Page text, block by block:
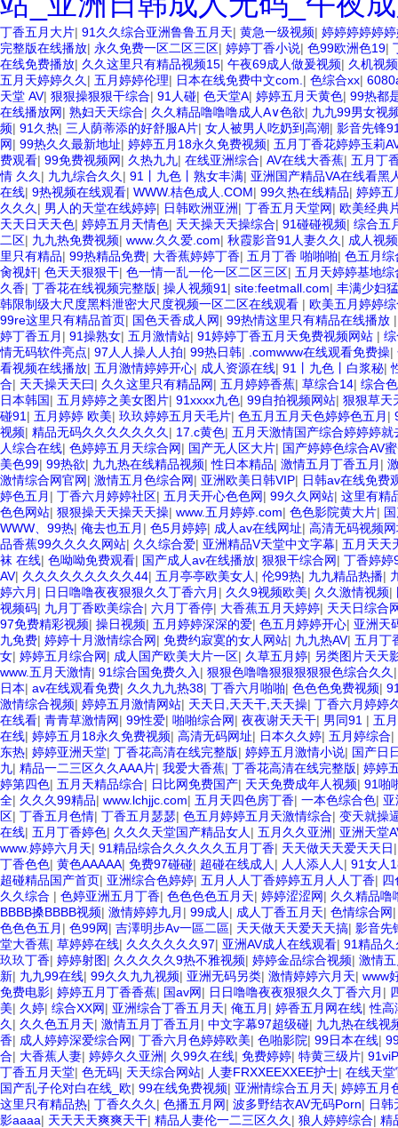
丁香五月大片| 91久久综合亚洲鲁鲁五月天| 黄急一级视频| 婷婷婷婷婷
完整版在线播放| 永久免费一区二区三区| 婷婷丁香小说| 色99欧洲色19|
在线免费播放| 久久这里只有精品视频15| 午夜69成人做爰视频| 久机视
五月天婷婷久久 | 五月婷婷伦理| 日本在线免费中文com. | 色综合xx|
天堂 AV| 狠狠操狠狠干综合| 91人碰| 色天堂A| 婷婷五月天黄色| 99热都
在线播放网| 熟妇天天综合| 久久精品噜噜噜成人A∨色欲| 九九99男女视
频| 91久热| 三人荫蒂添的好舒服A片| 女人被男人吃奶到高潮| 影音先锋
网| 99热久久最新地址| 婷婷五月18永久免费视频| 五月丁香花婷婷玉莉
费观看| 99免费视频网| 久热九九| 在线亚洲综合| AV在线大香蕉| 五月丁
情 久久 | 九九综合久久 | 91丨九色丨熟女丰满| 亚洲国产精品VA在线看黑
在线| 9热视频在线观看| WWW.桔色成人.COM| 99久热在线精品| 婷婷五
久久久 | 男人的天堂在线婷婷| 日韩欧洲亚洲| 丁香五月天堂网| 欧美经典
天天日天天色| 婷婷五月天情色| 天天操天天操综合| 91碰碰视频| 综合五
二区| 九九热免费视频| www.久久爱.com| 秋霞影音91人妻久久 | 成人视
里只有精品| 99热精品免费| 大香蕉婷婷丁香| 五月丁香 啪啪啪| 色五月综
肏视奸| 色天天狠狠干| 色一情一乱一伦一区二区三区| 五月天婷婷基地综
久香| 丁香花在线视频完整版| 操人视频91 | site:feetmall.com| 丰满少妇
韩限制级大尺度黑料泄密大尺度视频一区二区在线观看 | 欧美五月婷婷
99re这里只有精品首页| 国色天香成人网| 99热情这里只有精品在线播放
婷丁香五月 | 91操熟女| 五月激情站| 91婷婷丁香五月天免费视频网站 |
情无码软件亮点| 97人人操人人拍| 99热日韩| .comwww在线观看免费操|
看视频在线播放| 五月激情婷婷开心| 成人资源在线| 91丨九色丨白浆秘|
合| 天天操天天曰| 久久这里只有精品网| 五月婷婷香蕉| 草综合14| 综合
日本韩国| 五月婷婷之美女图片| 91xxxx九色| 99自拍视频网站| 狠狠草天
碰91 | 五月婷婷 欧美| 玖玖婷婷五月天毛片| 色五月五月天色婷婷色五月 |
视频| 精品无码久久久久久久久 | 17.c黄色| 五月天激情国产综合婷婷婷就
人综合在线| 色婷婷五月天综合网| 国产无人区大片| 国产婷婷色综合AV
美色99| 99热欲| 九九热在线精品视频|性日本精品| 激情五月丁香五月 |
激情综合网官网| 激情五月色综合网| 亚洲欧美日韩VIP| 日韩av在线免费
婷色五月 | 丁香六月婷婷社区| 五月天开心色色网| 99久久网站| 这里有精
色色网站| 狠狠操天天操天天操| www.五月婷婷.com| 色色影院黄大片|
WWW、99热| 俺去也五月 | 色5月婷婷| 成人av在线网址| 高清无码视频
品香蕉99久久久久网站| 久久综合爱| 亚洲精品V天堂中文字幕| 五月天天
袜 在线| 色呦呦免费观看| 国产成人av在线播放| 狠狠干综合网| 丁香婷婷
AV| 久久久久久久久久久44| 五月亭亭欧美女人 | 伦99热| 九九精品热播|
婷六月 | 日日噜噜夜夜狠狠久久丁香六月 | 久久9视频欧美| 久久激情视频|
视频码| 九月丁香欧美综合| 六月丁香停| 大香蕉五月天婷婷| 天天日综合
97免费精彩视频| 操日视频| 五月婷婷深深的爱| 色五月婷婷开心| 亚洲天
九免费| 婷婷十月激情综合网| 免费约寂寞的女人网站| 九九热AV| 五月丁
女| 婷婷五月综合网| 成人国产欧美大片一区| 久草五月婷| 另类图片天天
www.五月天激情| 91综合国免费久入 | 狠狠色噜噜狠狠狠狠狠色综合久久
日本| av在线观看免费| 久久九九热38| 丁香六月啪啪| 色色色免费视频|
激情综合视频| 婷婷五月激情网站| 天天日,天天干,天天操| 丁香六月婷婷
在线看| 青青草激情网| 99性爱| 啪啪综合网| 夜夜谢天天干| 男同91 | 五
在线| 婷婷五月18永久免费视频| 高清无码网址| 日本久久婷| 五月婷综合|
东热| 婷婷亚洲天堂| 丁香花高清在线完整版| 婷婷五月激情小说| 国产日
九| 精品一二三区久久AAA片| 我爱大香蕉| 丁香花高清在线完整版| 婷婷
婷第四色| 五月天精品综合| 日比网免费国产| 天天免费成年人视频| 91啪
全| 久久久99精品| www.lchjjc.com| 五月天四色房丁香| 一本色综合色|
区| 丁香五月色情| 丁香五月瑟瑟| 色五月婷婷五月天激情综合| 变天就操
在线| 五月丁香婷色| 久久久天堂国产精品女人 | 五月久久亚洲| 亚洲天堂
www.婷婷六月天| 91精品综合久久久久久五月丁香| 天天做天天爱天天日
丁香色色| 黄色AAAAA| 免费97碰碰| 超碰在线成人 | 人人添人人 | 91女人
超碰精品国产首页| 亚洲综合色婷婷| 五月人人丁香婷婷五月人人丁香| 四
久久综合 | 色婷亚洲五月丁香| 色色色色五月天| 婷婷涩涩网| 久久精品噜
BBBB搡BBBB视频| 激情婷婷九月 | 99成人 | 成人丁香五月天| 色情综合网
色色色五月 | 色99网| 吉澤明步Av一區二區| 天天做天天爱天天搞| 影音先
堂大香蕉| 草婷婷在线| 久久久久久久97| 亚洲AV成人在线观看| 91精品
玖玖丁香| 婷婷射图| 久久久久久9热不雅视频| 婷婷金品综合视频| 激情
新| 九九99在线| 99久久九九视频| 亚洲无码另类| 激情婷婷六月天| www
免费电影| 婷婷五月丁香香蕉| 国av网| 日日噜噜夜夜狠狠久久丁香六月 |
美| 久婷| 综合XX网| 亚洲综合丁香五月天| 俺五月 | 婷香五月网在线|性高
久 | 久久色五月天| 激情五月丁香五月 | 中文字幕97超级碰| 九九热在线视
香| 成人婷婷深爱综合网| 丁香六月色婷婷欧美| 色啪影院| 99日本在线|
合| 大香蕉人妻| 婷婷久久亚洲| 久99久在线| 免费婷婷| 特黄三级片|
丁香五月天堂| 色无码| 天天综合网站| 人妻FRXXEEXXEE护士| 在线天堂
国产乱子伦对白在线_欧| 99在线免费视频| 亚洲情综合五月天| 婷婷五月
这里只有精品热| 丁香久久久 | 色播五月网| 波多野结衣AV无码Porn| 日韩
影aaaa| 天天天天爽爽天干| 精品人妻伦一二三区久久 | 狼人婷婷综合| 精